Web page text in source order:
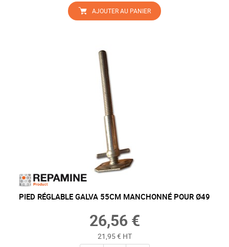
AJOUTER AU PANIER
PIED RÉGLABLE GALVA 55CM MANCHONNÉ POUR Ø49
26,56 €
21,95 € HT